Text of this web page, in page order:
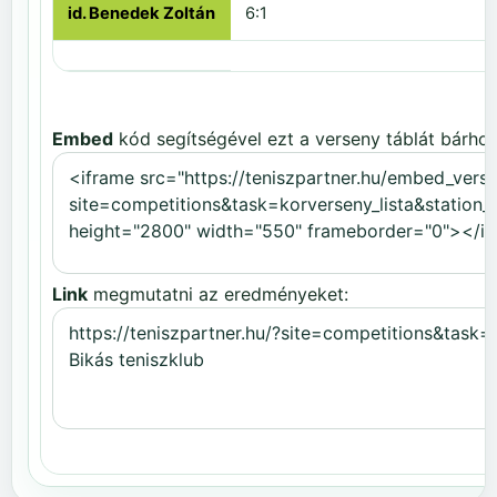
id. Benedek Zoltán 6:1
Embed kód segítségével ezt a verseny táblát
Link megmutatni az eredményeket: